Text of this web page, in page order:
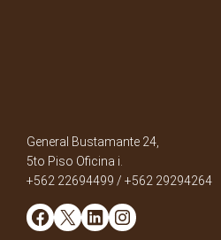
General Bustamante 24,
5to Piso Oficina i.
+562 22694499 / +562 29294264